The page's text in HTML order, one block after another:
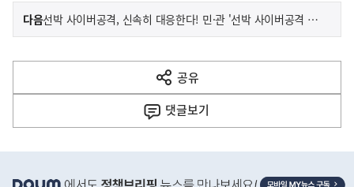
이
전
다
음
다음기
선박 사이버공격, 신속히 대응한다! 민·관 '선박 사이버공격 대응 모의훈련' 실시
공유
열
기
댓글보기